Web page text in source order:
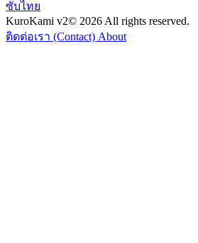
ซับไทย
KuroKami v2© 2026 All rights reserved.
ติดต่อเรา (Contact) About